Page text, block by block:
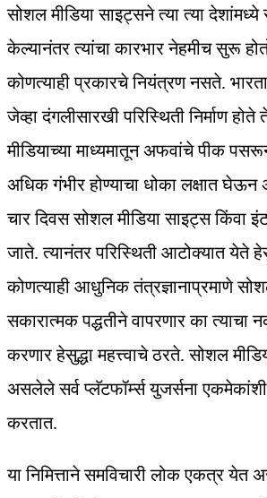
सोशल मीडिया साइट्सने त्या त्या
केल्यानंतर त्यांचा कारभार नेहमीच सुरू
कोणत्याही प्रकारचे नियंत्रण नसते.
जेव्हा दंगलीसारखी परिस्थिती निर्माण होते
मीडियाच्या माध्यमातून अफवांचे पीक
अधिक गंभीर होण्याचा धोका लक्षात
चार दिवस सोशल मीडिया साइट्स किंवा
जाते. त्यानंतर परिस्थिती आटोक्यात येते
कोणत्याही आधुनिक तंत्रज्ञानाप्रमाणे
सकारात्मक पद्धतीने वापरणार का त्याचा
करणार हेसुद्धा महत्त्वाचे ठरते. सोशल
असलेले सर्व प्लॅटफॉर्म्स युजर्सना
करतात.
या निमित्ताने समविचारी लोक एकत्र येत